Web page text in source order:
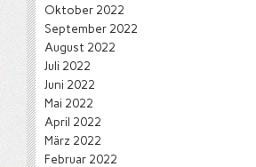
Oktober 2022
September 2022
August 2022
Juli 2022
Juni 2022
Mai 2022
April 2022
März 2022
Februar 2022